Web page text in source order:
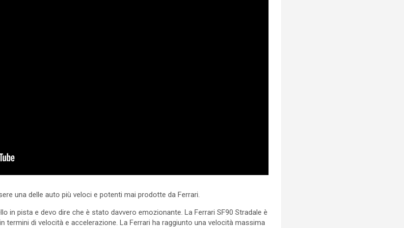
una delle auto più veloci e potenti mai prodotte da Ferrari.
in pista e devo dire che è stato davvero emozionante. La Ferrari SF90 Stradale è
termini di velocità e accelerazione. La Ferrari ha raggiunto una velocità massima